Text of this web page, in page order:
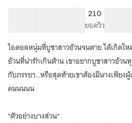
(มี
อี
บุ๊ก)
จำนวนคำ จำนวนหน้า (A5)
210
ยอดวิวระดับเนื้อ
ไอดอลหนุ่มที่บูชาสาวอ้วนจนตาย ได้เกิดใ
อ้วนที่น่ารักเกินต้าน เขาอยากบูชาสาวอ้ว
กับภรรยา…หรือสุดท้ายเขาต้องมีนางเพียงผู้
คนนนนน
*ตัวอย่างบางส่วน*